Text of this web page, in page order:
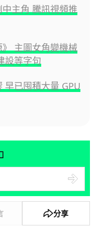
主角 騰訊視頻推
主圖女角變機械
設等字句
早已囤積大量 GPU
分享